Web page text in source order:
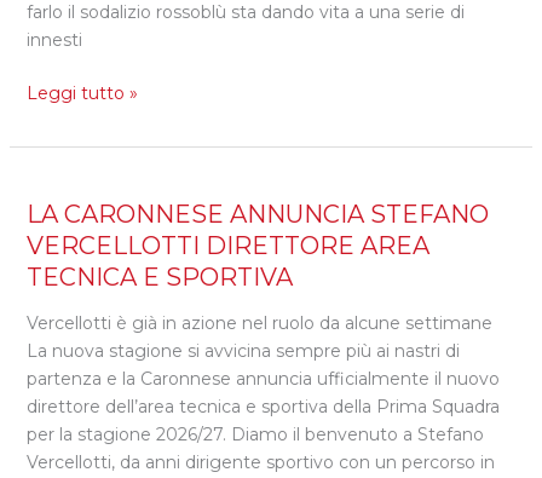
farlo il sodalizio rossoblù sta dando vita a una serie di
innesti
Leggi tutto »
LA CARONNESE ANNUNCIA STEFANO
VERCELLOTTI DIRETTORE AREA
TECNICA E SPORTIVA
Vercellotti è già in azione nel ruolo da alcune settimane
La nuova stagione si avvicina sempre più ai nastri di
partenza e la Caronnese annuncia ufficialmente il nuovo
direttore dell’area tecnica e sportiva della Prima Squadra
per la stagione 2026/27. Diamo il benvenuto a Stefano
Vercellotti, da anni dirigente sportivo con un percorso in
LA
CARONNESE
ANNUNCIA
VERCELLOTTI
DIRETTORE
AREA
TECNICA
E
SPORTIVA